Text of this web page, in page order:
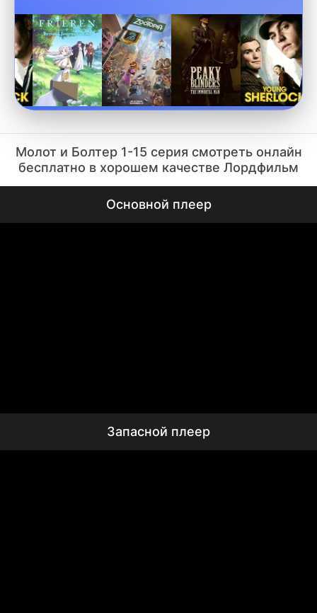
Молот и Болтер 1-15 серия смотреть онлайн
бесплатно в хорошем качестве Лордфильм
Основной плеер
Запасной плеер